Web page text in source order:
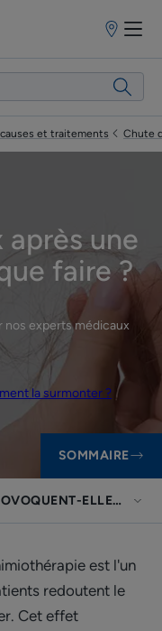
Points
vente
et traitements Chute
après une
faire ?
nos experts médicaux
la surmonter ?
SOMMAIRE
ELLES UNE
est l'un
redoutent le
Cet effet